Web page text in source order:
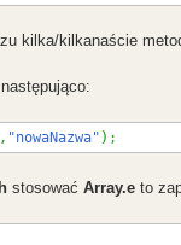
kilka/kilkanaście
, "nowaNazwa" ) ;
stosować Array.eto